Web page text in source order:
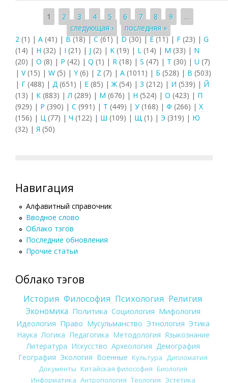
Страницы
1 2 3 4 5 6 7 8 9
…
следующая ›
последняя »
2 (1) | A (41) | B(18)|C(61)| D(30)|E(11)| F (23) | G
(14) | H (32) | I (21) | J (2) | K (19) | L (14) | M (33) | N
(20) | O (8) | P (42) | Q (1) | R (18) | S (47) | T (30) | U (7)
| V(15) | W (5) | Y(6) | Z (7) | А (1011) | Б (528) | В (503)
| Г (488) | Д (651) | Е (85) | Ж (54) | З (212) | И (539) | Й
(13) | К (883) | Л (289) | М (676) | Н (524) | О (423) | П
(929) | Р (390) | С (991) | Т (449) | У (168) | Ф (266) | Х
(156) | Ц (77) | Ч (122) | Ш (109) | Щ (1) | Э (319) | Ю
(32) | Я (50)
Навигация
Алфавитный справочник
Вводное слово
Облако тэгов
Последние обновления
Прочие статьи
Облако тэгов
История Философия Психология Религия
Экономика Политика Социология Мифология
Идеология Право Мусульманство Этнология Этика
Наука Логика Педагогика Методология Языкознание
Литература Искусство Археология Демография
География Экология Военные Культура
Дипломатия
Документы Китайская философия Биология
Информатика Антропология Теология Эстетика